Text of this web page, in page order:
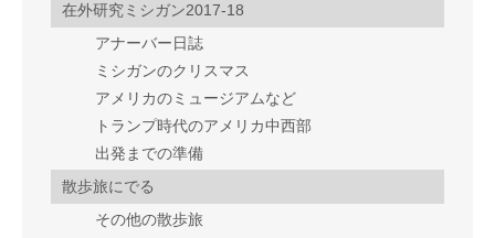
在外研究ミシガン2017-18
アナーバー日誌
ミシガンのクリスマス
アメリカのミュージアムなど
トランプ時代のアメリカ中西部
出発までの準備
散歩旅にでる
その他の散歩旅